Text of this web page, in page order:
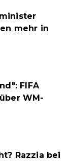
mehr in
FIFA
WM-
Razzia bei